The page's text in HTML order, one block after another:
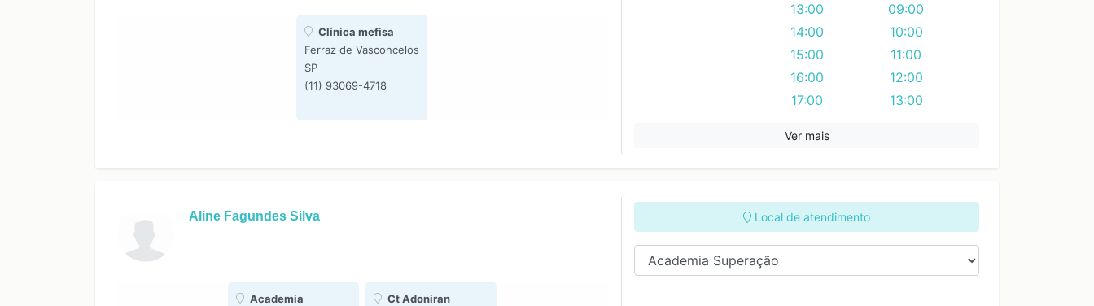
Clínica mefisa
Ferraz de Vasconcelos
SP
(11) 93069-4718
13:00
14:00
15:00
16:00
17:00
09:00
10:00
11:00
12:00
13:00
Ver mais
Aline Fagundes Silva
Academia
Ct Adoniran
Local de atendimento